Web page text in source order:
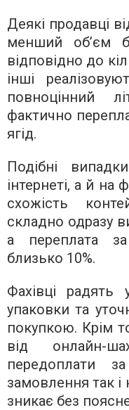
Деякі продавці
менший об’єм
відповідно до
інші
повноцінний
фактично
ягід.
Подібні
інтернеті, а й на
схожість
складно одразу
а переплата
близько 10%.
Фахівці радять
упаковки та
покупкою. Крім
від онлайн-
передоплати
замовлення так
зникає без